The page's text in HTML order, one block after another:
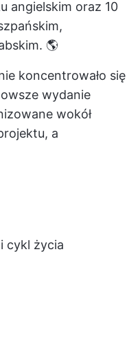
angielskim oraz 10
🌎
koncentrowało się
wydanie
wokół
a
cykl życia